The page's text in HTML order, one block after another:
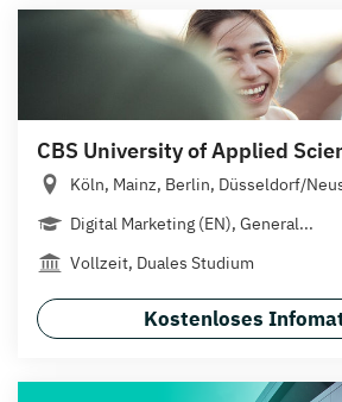
CBS University of Applied
Köln, Mainz, Berlin, Düsseldorf/
Digital Marketing (EN), General...
Vollzeit, Duales Studium
Kostenloses